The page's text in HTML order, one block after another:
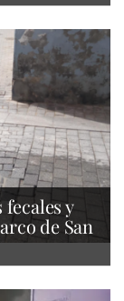
y
de San